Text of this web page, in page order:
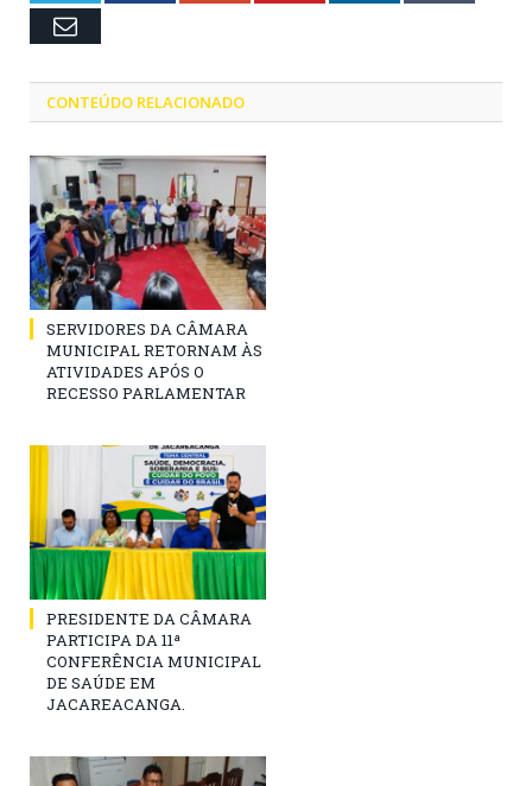
Email
CONTEÚDO RELACIONADO
SERVIDORES DA CÂMARA
MUNICIPAL RETORNAM ÀS
ATIVIDADES APÓS O
RECESSO PARLAMENTAR
PRESIDENTE DA CÂMARA
PARTICIPA DA 11ª
CONFERÊNCIA MUNICIPAL
DE SAÚDE EM
JACAREACANGA.